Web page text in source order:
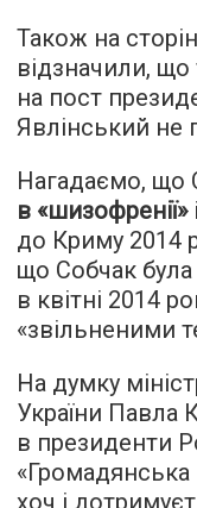
Також на
відзначили, що
на пост
Явлінський не
Нагадаємо, що
в «шизофренії»
до Криму 2014
що Собчак була
в квітні 2014
«звільненими
На думку
України Павла
в президенти
«Громадянська
хоч і